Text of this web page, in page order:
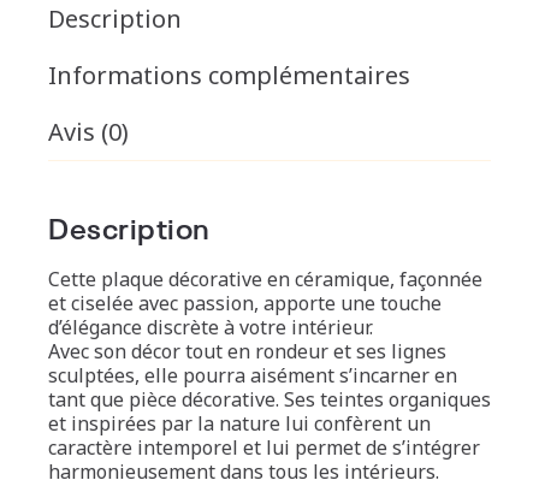
Description
Informations complémentaires
Avis (0)
Description
Cette plaque décorative en céramique, façonnée
et ciselée avec passion, apporte une touche
d’élégance discrète à votre intérieur.
Avec son décor tout en rondeur et ses lignes
sculptées, elle pourra aisément s’incarner en
tant que pièce décorative. Ses teintes organiques
et inspirées par la nature lui confèrent un
caractère intemporel et lui permet de s’intégrer
harmonieusement dans tous les intérieurs.